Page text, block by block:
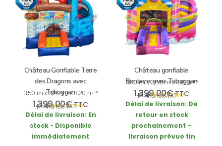
Château Gonflable Terre
des Dragons avec
Toboggan
3,50 m x 3,60 m x 3,20 m *
1.399,00€TTC
incl. 19% VAT
plusFrais d’envoi
Délai de livraison: En
stock - Disponible
immédiatement
Château gonflable
Bonbons avec Toboggan
3,50 m x 3,60 m x 3,10 m *
1.399,00€TTC
incl. 19% VAT
plusFrais d’envoi
Délai de livraison: De
retour en stock
prochainement –
livraison prévue fin